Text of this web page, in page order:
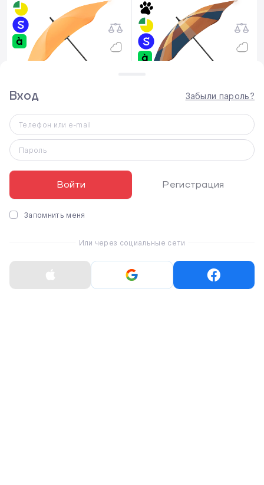
Зонтик BLUNT Classic -
Mango Orange (CL6003)
4 400 ₴
Зонтик BLUNT Classic -
Gingerbread (CL6014)
4 900 ₴
Вход Забыли пароль?
Телефон или e-mail
Пароль
Войти Регистрация
Запомнить меня
Или через социальные сети